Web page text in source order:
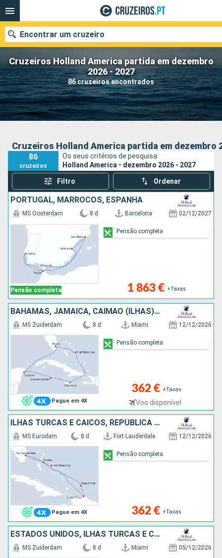
Cruzeiros Holland America partida em dezembro
2026 - 2027
86 cruzeiros encontrados
Encontrar um cruzeiro
Quando ir?
Data de partida
Pesquisar
Cruzeiros Holland America partida em dezembro
86
cruzeiros
Os seus critérios de pesquisa:
Holland America - dezembro 2026 - 2027
Filtro Ordenar
PORTUGAL, MARROCOS, ESPANHA
Pensão completa
MS Oosterdam 8 d Barcelona 02/12/2027
1 863 € +Taxas
Pensão completa
BAHAMAS, JAMAICA, CAIMÃO (ILHAS), CARAIBAS - MEXICO, ESTADOS UNIDOS
Pague em 4X
MS Zuiderdam 8 d Miami 12/12/2026
362 € +Taxas
Voo disponível
Pensão completa
ILHAS TURCAS E CAICOS, REPÚBLICA DOMINICANA, BAHAMAS, ESTADOS UNIDOS
Pague em 4X
MS Eurodam 8 d Fort Lauderdale 12/12/2026
362 € +Taxas
Pensão completa
ESTADOS UNIDOS, ILHAS TURCAS E CAICOS, PORTO RICO, SÃO TOMÁS, BAHAMAS
MS Zuiderdam 8 d Miami 05/12/2026